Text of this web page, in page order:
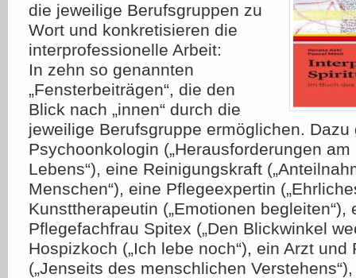
die jeweilige Berufsgruppen zu
Wort und konkretisieren die
interprofessionelle Arbeit:
In zehn so genannten
„Fensterbeiträgen“, die den
Blick nach „innen“ durch die
jeweilige Berufsgruppe ermöglichen. Dazu
Psychoonkologin („Herausforderungen
Lebens“), eine Reinigungskraft
Menschen“), eine Pflegeexpertin
Kunsttherapeutin („Emotionen begleiten“),
Pflegefachfrau Spitex („Den Blickwinkel
Hospizkoch („Ich lebe noch“), ein Arzt
(„Jenseits des menschlichen